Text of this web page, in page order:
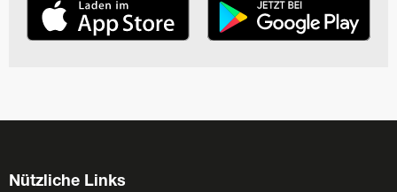
Nützliche Links